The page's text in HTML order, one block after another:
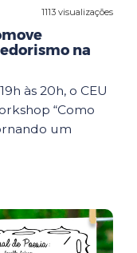
1113 visualizações
na
às 20h, o CEU
“Como
um